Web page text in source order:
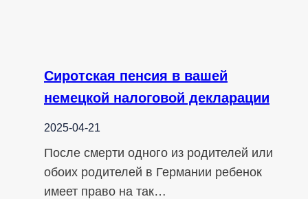
Сиротская пенсия в вашей
немецкой налоговой декларации
2025-04-21
После смерти одного из родителей или
обоих родителей в Германии ребенок
имеет право на так…